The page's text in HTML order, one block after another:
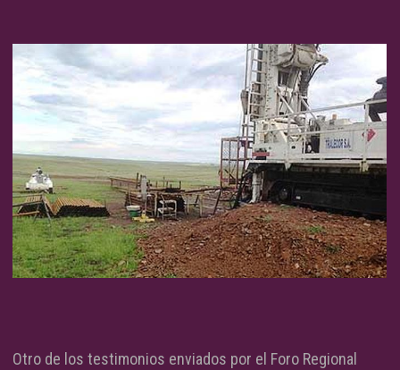
Otro de los testimonios enviados por el Foro Regional